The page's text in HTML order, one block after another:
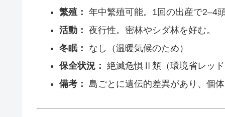
繁殖： 年中繁殖可能。1回の出産で2–4頭
活動： 夜行性。密林やシダ林を好む。
冬眠：
なし（温暖気候のため）
保全状況： 絶滅危惧Ⅱ類（環境省レッド
備考： 島ごとに遺伝的差異があり、個体